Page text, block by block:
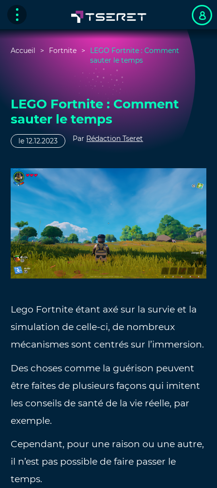
Accueil Fortnite
LEGO Fortnite : Comment
sauter le temps
LEGO Fortnite : Comment
sauter le temps
le 12.12.2023 Par Rédaction Tseret
Lego Fortnite étant axé sur la survie et la
simulation de celle-ci, de nombreux
mécanismes sont centrés sur l’immersion.
Des choses comme la guérison peuvent
être faites de plusieurs façons qui imitent
les conseils de santé de la vie réelle, par
exemple.
Cependant, pour une raison ou une autre,
il n’est pas possible de faire passer le
temps.